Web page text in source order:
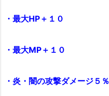
・最大HP＋１０
・最大MP＋１０
・炎・闇の攻撃ダメージ５％